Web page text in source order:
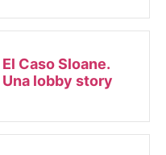
El Caso Sloane.
Una lobby story